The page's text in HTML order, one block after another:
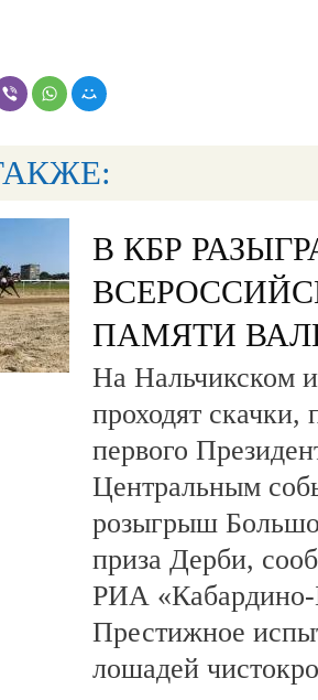
В КБР
ПАМЯТИ
На Нальчикском
проходят
первого
Центральным
розыгрыш
приза Дерби,
РИА «Кабардино-
Престижное
лошадей